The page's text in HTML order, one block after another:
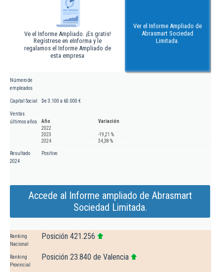
Ve el Informe Ampliado. ¡Es gratis!
Regístrese en eInforma y le
regalamos el Informe Ampliado de
esta empresa
Ver el Informe Ampliado de
Abrasmart Sociedad
Limitada.
Número de
empleados
Capital Social De 3.100 a 60.000 €
Ventas
últimos años
Año
Variación
2022
2023
-19,21 %
2024
34,38 %
Resultado
2024
Positivo
Accede al Informe ampliado de Abrasmart
Sociedad Limitada.
Ranking
Nacional
Posición 421.256
Ranking
Provincial
Posición 23.840 de Valencia